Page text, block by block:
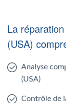
La
(USA)
Analyse
(USA)
Contrôle de